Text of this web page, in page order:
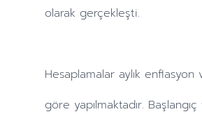
olarak gerçekleşti.
Hesaplamalar aylık enflasyon
göre yapılmaktadır.